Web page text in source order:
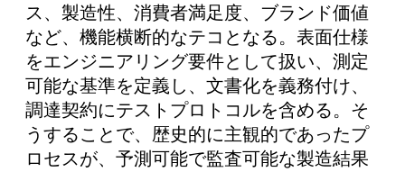
ス、製造性、消費者満足度、ブランド価値
など、機能横断的なテコとなる。表面仕様
をエンジニアリング要件として扱い、測定
可能な基準を定義し、文書化を義務付け、
調達契約にテストプロトコルを含める。そ
うすることで、歴史的に主観的であったプ
ロセスが、予測可能で監査可能な製造結果